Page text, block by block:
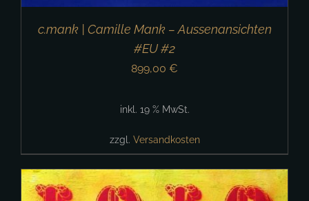
c.mank | Camille Mank – Aussenansichten
#EU #2
899,00 €
inkl. 19 % MwSt.
zzgl. Versandkosten